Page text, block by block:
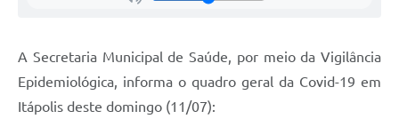
Gasoduto (Gás Natural)
Feriados Municipais
A Secretaria Municipal de Saúde, por meio da Vigilância
Epidemiológica, informa o quadro geral da Covid-19 em
Itápolis deste domingo (11/07):